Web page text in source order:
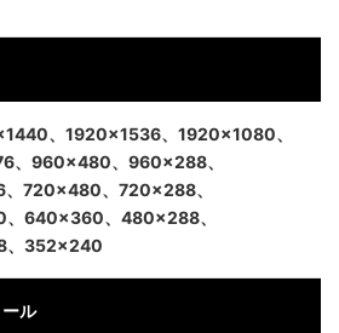
、1920×1536、1920×1080、
、960×480、960×288、
720×480、720×288、
640×360、480×288、
、352×240
ル